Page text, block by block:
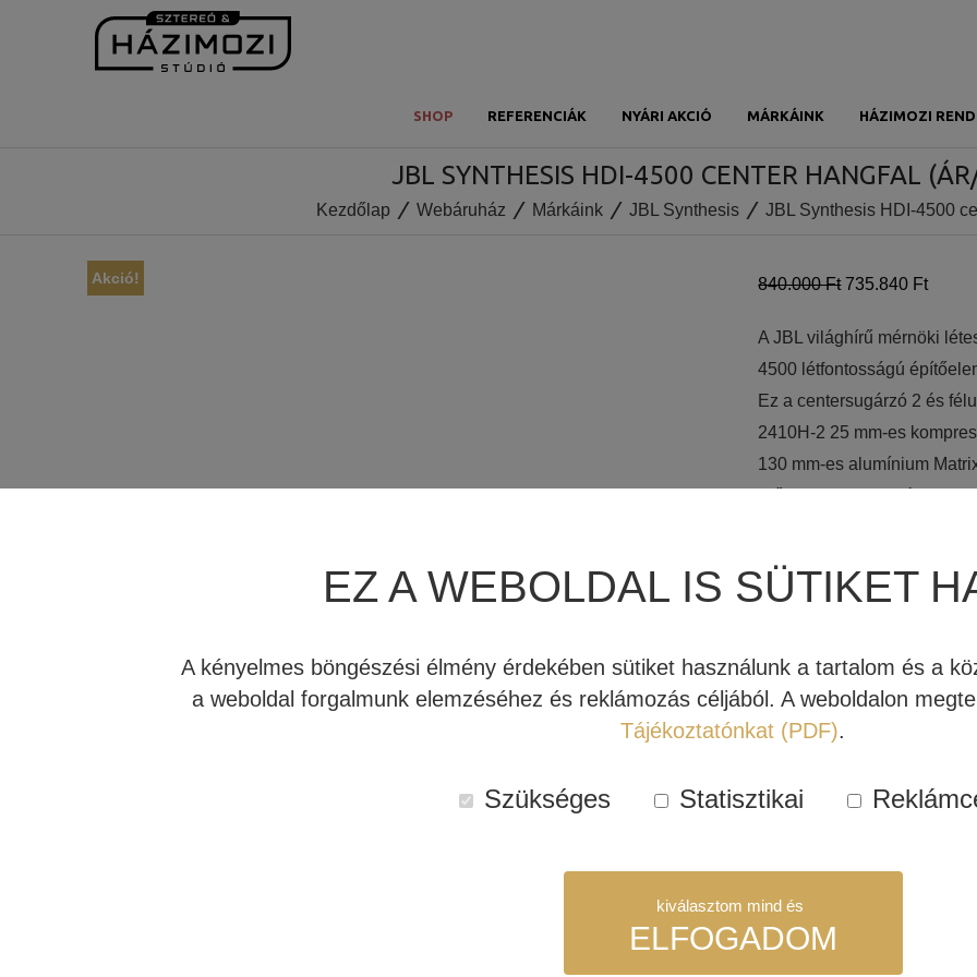
SHOP REFERENCIÁK NYÁRI AKCIÓ MÁRKÁINK HÁZIMOZI
JBL SYNTHESIS HDI-4500 CENTER HANGFAL
Kezdőlap Webáruház Márkáink JBL Synthesis JBL Synthesis HDI-4500
Akció! 840.000 Ft 735.840 Ft
A JBL világhírű mérnöki
4500 létfontosságú
Ez a centersugárzó 2 és
2410H-2 25 mm-es
130 mm-es alumínium
JBL
HDI-
4500
center
(ár/darab)
Kosárba teszem
Cikkszám:JBLS033
Kategóriák:Akciós hangfal,
akció
JBL HDI hangfalak
EZ A WEBOLDAL IS SÜTIKET
A kényelmes böngészési élmény érdekében sütiket használunk a tartalom és a
a weboldal forgalmunk elemzéséhez és reklámozás céljából. A weboldalon
Tájékoztatónkat (PDF).
Szükséges Statisztikai
kiválasztom mind és
ELFOGADOM